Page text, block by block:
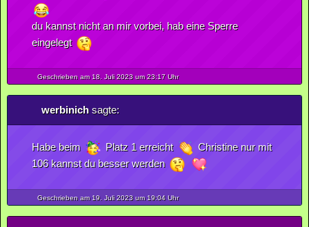
du kannst nicht an mir vorbei, hab eine Sperre
eingelegt
Geschrieben am 18. Juli2023um 23:17 Uhr
werbinichsagte:
Habe beim Platz 1 erreicht
Christine nur mit
106 kannst du besser werden
Geschrieben am 19. Juli2023um 19:04 Uhr